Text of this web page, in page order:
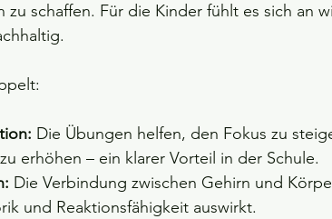
schaffen. Für die Kinder fühlt es sich an
Die Übungen helfen, den Fokus zu
erhöhen – ein klarer Vorteil in der Schule.
Die Verbindung zwischen Gehirn und
und Reaktionsfähigkeit auswirkt.